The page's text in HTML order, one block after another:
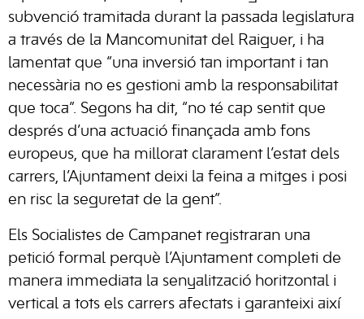
subvenció tramitada durant la passada legislatura
a través de la Mancomunitat del Raiguer, i ha
lamentat que “una inversió tan important i tan
necessària no es gestioni amb la responsabilitat
que toca”. Segons ha dit, “no té cap sentit que
després d’una actuació finançada amb fons
europeus, que ha millorat clarament l’estat dels
carrers, l’Ajuntament deixi la feina a mitges i posi
en risc la seguretat de la gent”.
Els Socialistes de Campanet registraran una
petició formal perquè l’Ajuntament completi de
manera immediata la senyalització horitzontal i
vertical a tots els carrers afectats i garanteixi així